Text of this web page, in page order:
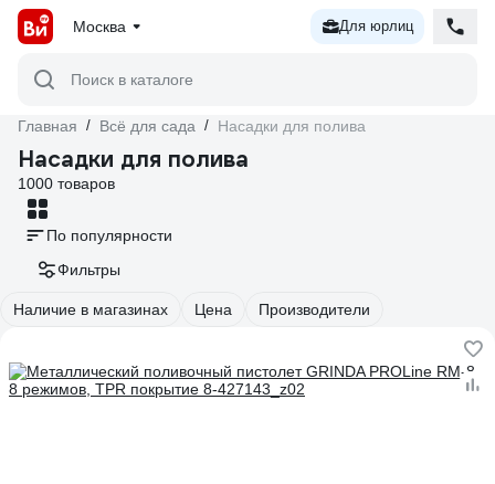
Москва Для юрлиц
Поиск в каталоге
Главная / Всё для сада / Насадки для полива
Насадки для полива
1000 товаров
По популярности
Фильтры
Наличие в магазинах Цена Производители